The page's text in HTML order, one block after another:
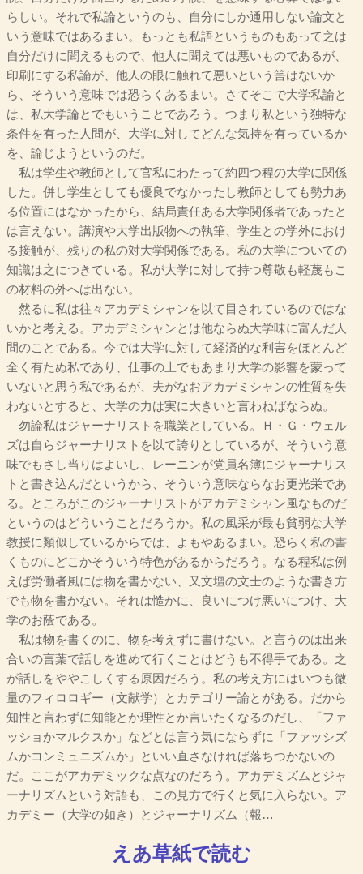
らしい。それで私論というのも、自分にしか通用しない論文と
いう意味ではあるまい。もっとも私語というものもあって之は
自分だけに聞えるもので、他人に聞えては悪いものであるが、
印刷にする私論が、他人の眼に触れて悪いという筈はないか
ら、そういう意味では恐らくあるまい。さてそこで大学私論と
は、私大学論とでもいうことであろう。つまり私という独特な
条件を有った人間が、大学に対してどんな気持を有っているか
を、論じようというのだ。
私は学生や教師として官私にわたって約四つ程の大学に関係
した。併し学生としても優良でなかったし教師としても勢力あ
る位置にはなかったから、結局責任ある大学関係者であったと
は言えない。講演や大学出版物への執筆、学生との学外におけ
る接触が、残りの私の対大学関係である。私の大学についての
知識は之につきている。私が大学に対して持つ尊敬も軽蔑もこ
の材料の外へは出ない。
然るに私は往々アカデミシャンを以て目されているのではな
いかと考える。アカデミシャンとは他ならぬ大学味に富んだ人
間のことである。今では大学に対して経済的な利害をほとんど
全く有たぬ私であり、仕事の上でもあまり大学の影響を蒙って
いないと思う私であるが、夫がなおアカデミシャンの性質を失
わないとすると、大学の力は実に大きいと言わねばならぬ。
勿論私はジャーナリストを職業としている。Ｈ・Ｇ・ウェル
ズは自らジャーナリストを以て誇りとしているが、そういう意
味でもさし当りはよいし、レーニンが党員名簿にジャーナリス
トと書き込んだというから、そういう意味ならなお更光栄であ
る。ところがこのジャーナリストがアカデミシャン風なものだ
というのはどういうことだろうか。私の風采が最も貧弱な大学
教授に類似しているからでは、よもやあるまい。恐らく私の書
くものにどこかそういう特色があるからだろう。なる程私は例
えば労働者風には物を書かない、又文壇の文士のような書き方
でも物を書かない。それは慥かに、良いにつけ悪いにつけ、大
学のお蔭である。
私は物を書くのに、物を考えずに書けない。と言うのは出来
合いの言葉で話しを進めて行くことはどうも不得手である。之
が話しをややこしくする原因だろう。私の考え方にはいつも微
量のフィロロギー（文献学）とカテゴリー論とがある。だから
知性と言わずに知能とか理性とか言いたくなるのだし、「ファ
ッショかマルクスか」などとは言う気にならずに「ファッシズ
ムかコンミュニズムか」といい直さなければ落ちつかないの
だ。ここがアカデミックな点なのだろう。アカデミズムとジャ
ーナリズムという対語も、この見方で行くと気に入らない。ア
カデミー（大学の如き）とジャーナリズム（報…
えあ草紙で読む